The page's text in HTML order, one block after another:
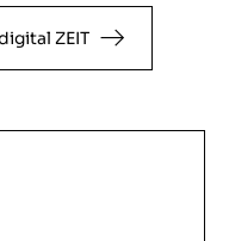
ZEIT